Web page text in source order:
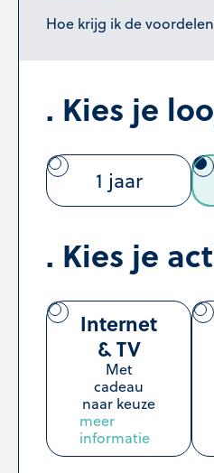
Hoe krijg ik de
Kies je
1 jaar
Kies je
Internet
& TV
Met
cadeau
naar keuze
meer
informatie